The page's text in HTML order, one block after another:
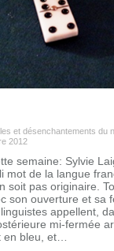
et désenchantements du
2012
semaine: Sylvie
mot de la langue
soit pas originaire.
son ouverture et sa
appellent,
mi-fermée
en bleu, et…